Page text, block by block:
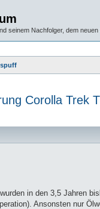
seinem Nachfolger, dem neuen
Corolla Trek
in den 3,5 Jahren
Ansonsten nur